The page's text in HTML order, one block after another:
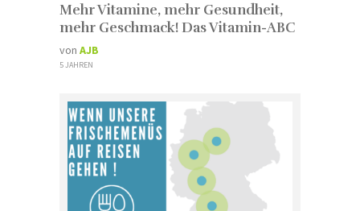
Mehr Vitamine, mehr Gesundheit,
mehr Geschmack! Das Vitamin-ABC
von AJB
5 JAHREN